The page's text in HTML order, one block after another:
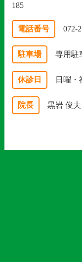
185
電話番号 072-
駐車場 専用駐
休診日 日曜・
院長 黒岩 俊夫